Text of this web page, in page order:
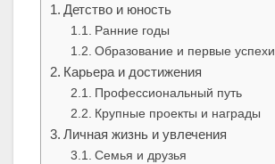
Детство и юность
Ранние годы
Образование и первые успехи
Карьера и достижения
Профессиональный путь
Крупные проекты и награды
Личная жизнь и увлечения
Семья и друзья